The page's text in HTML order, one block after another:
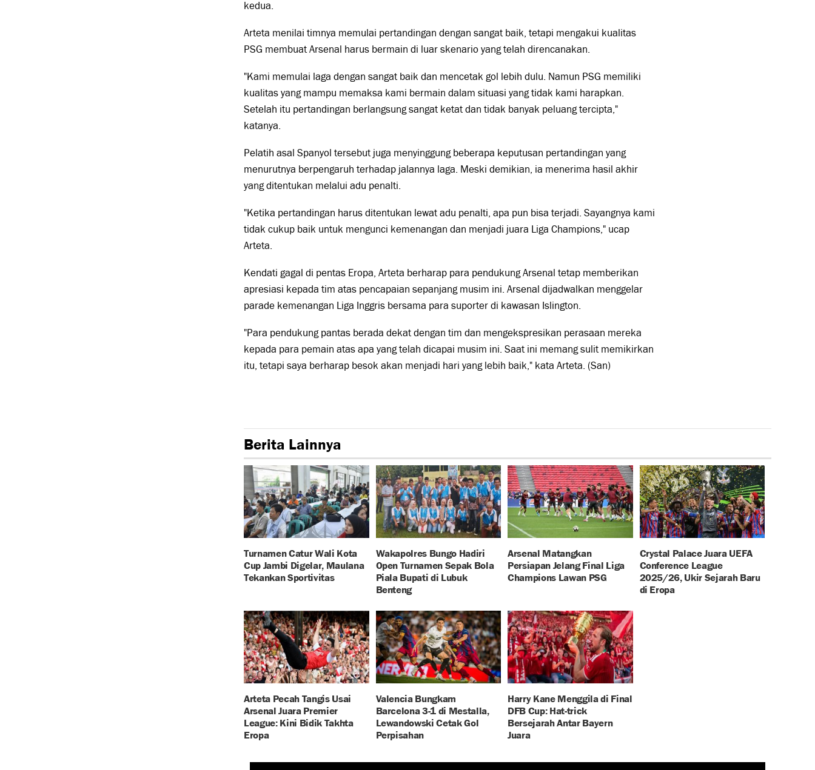
kedua.
Arteta menilai timnya memulai pertandingan dengan sangat baik, tetapi mengakui kualitas
PSG membuat Arsenal harus bermain di luar skenario yang telah direncanakan.
"Kami memulai laga dengan sangat baik dan mencetak gol lebih dulu. Namun PSG memiliki
kualitas yang mampu memaksa kami bermain dalam situasi yang tidak kami harapkan.
Setelah itu pertandingan berlangsung sangat ketat dan tidak banyak peluang tercipta,"
katanya.
Pelatih asal Spanyol tersebut juga menyinggung beberapa keputusan pertandingan yang
menurutnya berpengaruh terhadap jalannya laga. Meski demikian, ia menerima hasil akhir
yang ditentukan melalui adu penalti.
"Ketika pertandingan harus ditentukan lewat adu penalti, apa pun bisa terjadi. Sayangnya kami
tidak cukup baik untuk mengunci kemenangan dan menjadi juara Liga Champions," ucap
Arteta.
Kendati gagal di pentas Eropa, Arteta berharap para pendukung Arsenal tetap memberikan
apresiasi kepada tim atas pencapaian sepanjang musim ini. Arsenal dijadwalkan menggelar
parade kemenangan Liga Inggris bersama para suporter di kawasan Islington.
"Para pendukung pantas berada dekat dengan tim dan mengekspresikan perasaan mereka
kepada para pemain atas apa yang telah dicapai musim ini. Saat ini memang sulit memikirkan
itu, tetapi saya berharap besok akan menjadi hari yang lebih baik," kata Arteta. (San)
Berita Lainnya
Turnamen Catur Wali Kota
Cup Jambi Digelar, Maulana
Tekankan Sportivitas
Wakapolres Bungo Hadiri
Open Turnamen Sepak Bola
Piala Bupati di Lubuk
Benteng
Arsenal Matangkan
Persiapan Jelang Final Liga
Champions Lawan PSG
Crystal Palace Juara UEFA
Conference League
2025/26, Ukir Sejarah Baru
di Eropa
Arteta Pecah Tangis Usai
Arsenal Juara Premier
League: Kini Bidik Takhta
Eropa
Valencia Bungkam
Barcelona 3-1 di Mestalla,
Lewandowski Cetak Gol
Perpisahan
Harry Kane Menggila di Final
DFB Cup: Hat-trick
Bersejarah Antar Bayern
Juara